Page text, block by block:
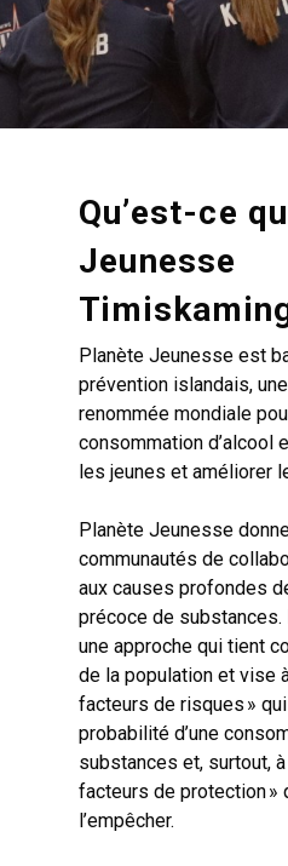
Qu’est-ce
Jeunesse
Planète Jeunesse est
prévention islandais,
renommée mondiale
consommation d’alcool
les jeunes et améliorer
Planète Jeunesse
communautés de
aux causes profondes
précoce de
une approche qui tient
de la population et vise
facteurs de risques »
probabilité d’une
substances et, surtout,
facteurs de protection »
l’empêcher.